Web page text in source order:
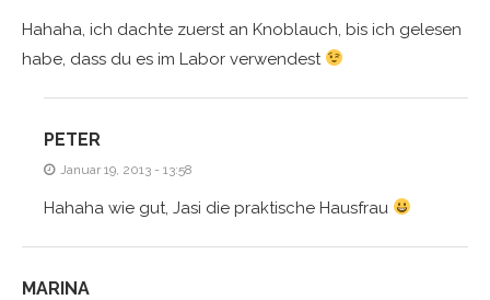
Hahaha, ich dachte zuerst an Knoblauch, bis ich gelesen
habe, dass du es im Labor verwendest
PETER
Januar 19, 2013 - 13:58
Hahaha wie gut, Jasi die praktische Hausfrau
MARINA